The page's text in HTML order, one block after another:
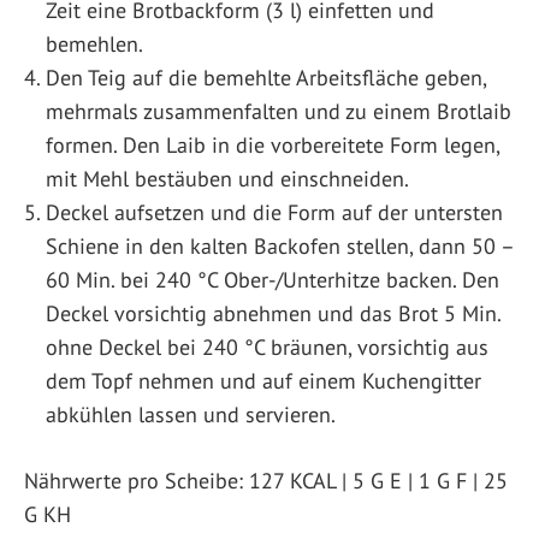
Zeit eine Brotbackform (3 l) einfetten und
bemehlen.
Den Teig auf die bemehlte Arbeitsfläche geben,
mehrmals zusammenfalten und zu einem Brotlaib
formen. Den Laib in die vorbereitete Form legen,
mit Mehl bestäuben und einschneiden.
Deckel aufsetzen und die Form auf der untersten
Schiene in den kalten Backofen stellen, dann 50 –
60 Min. bei 240 °C Ober-/Unterhitze backen. Den
Deckel vorsichtig abnehmen und das Brot 5 Min.
ohne Deckel bei 240 °C bräunen, vorsichtig aus
dem Topf nehmen und auf einem Kuchengitter
abkühlen lassen und servieren.
Nährwerte pro Scheibe: 127 KCAL | 5 G E | 1 G F | 25
G KH